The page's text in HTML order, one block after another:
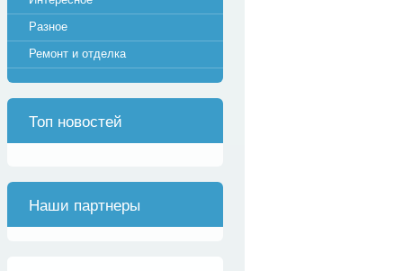
Разное
Ремонт и отделка
Топ новостей
Наши партнеры